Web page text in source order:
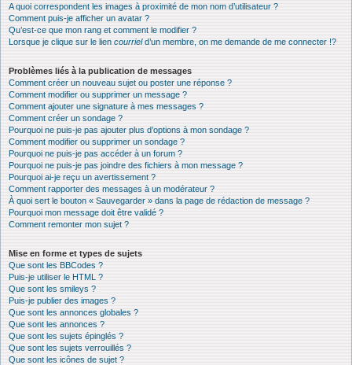
A quoi correspondent les images à proximité de mon nom d’utilisateur ?
Comment puis-je afficher un avatar ?
Qu’est-ce que mon rang et comment le modifier ?
Lorsque je clique sur le lien courrield’un membre, on me demande de me connecter !?
Problèmes liés à la publication de messages
Comment créer un nouveau sujet ou poster une réponse ?
Comment modifier ou supprimer un message ?
Comment ajouter une signature à mes messages ?
Comment créer un sondage ?
Pourquoi ne puis-je pas ajouter plus d’options à mon sondage ?
Comment modifier ou supprimer un sondage ?
Pourquoi ne puis-je pas accéder à un forum ?
Pourquoi ne puis-je pas joindre des fichiers à mon message ?
Pourquoi ai-je reçu un avertissement ?
Comment rapporter des messages à un modérateur ?
À quoi sert le bouton « Sauvegarder » dans la page de rédaction de message ?
Pourquoi mon message doit être validé ?
Comment remonter mon sujet ?
Mise en forme et types de sujets
Que sont les BBCodes ?
Puis-je utiliser le HTML ?
Que sont les smileys ?
Puis-je publier des images ?
Que sont les annonces globales ?
Que sont les annonces ?
Que sont les sujets épinglés ?
Que sont les sujets verrouillés ?
Que sont les icônes de sujet ?